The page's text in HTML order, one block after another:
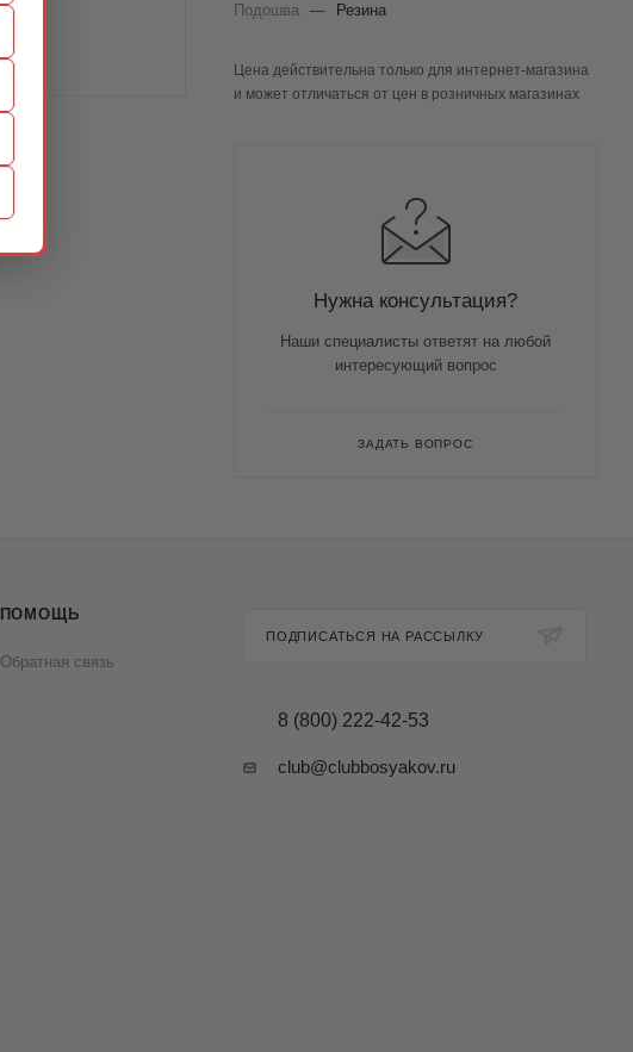
Подошва — Резина
Цена действительна только для интернет-магазина
и может отличаться от цен в розничных магазинах
Нужна консультация?
Наши специалисты ответят на любой
интересующий вопрос
ЗАДАТЬ ВОПРОС
ПОМОЩЬ
Обратная связь
ПОДПИСАТЬСЯ НА РАССЫЛКУ
8 (800) 222-42-53
club@clubbosyakov.ru